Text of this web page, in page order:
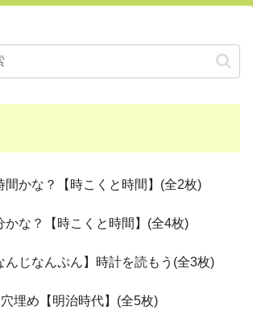
間かな？【時こくと時間】(全2枚)
かな？【時こくと時間】(全4枚)
んじなんぷん】時計を読もう(全3枚)
埋め【明治時代】(全5枚)